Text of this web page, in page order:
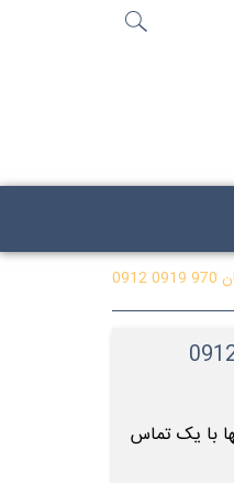
با یک تماس